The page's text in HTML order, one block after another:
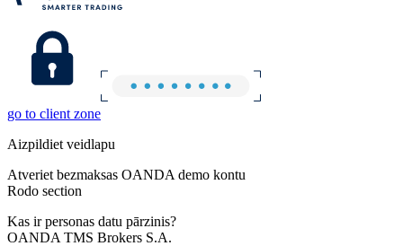
go to client zone
Aizpildiet veidlapu
Atveriet bezmaksas OANDA demo kontu
Rodo section
Kas ir personas datu pārzinis?
OANDA TMS Brokers S.A.